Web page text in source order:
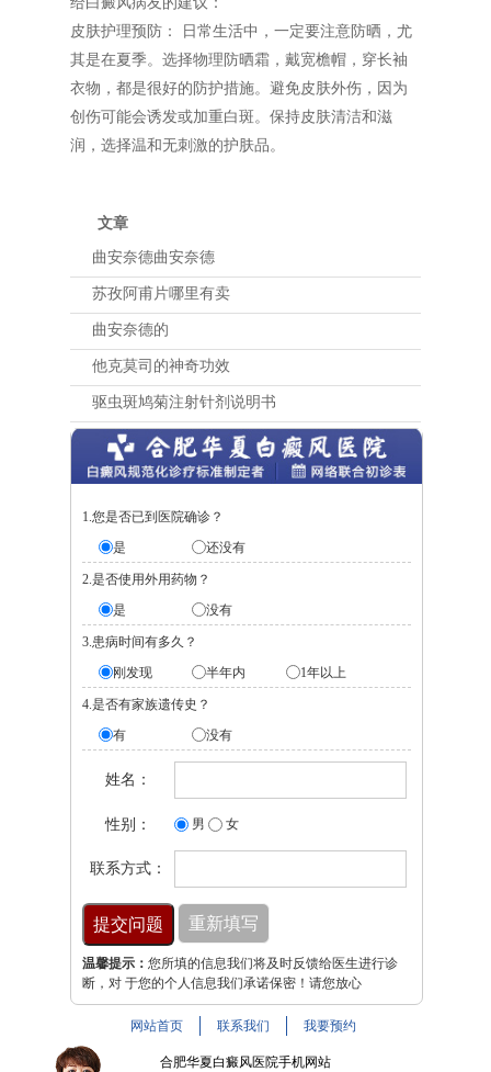
皮肤护理预防： 日常生活中，一定要注意防晒，尤
其是在夏季。选择物理防晒霜，戴宽檐帽，穿长袖
衣物，都是很好的防护措施。避免皮肤外伤，因为
创伤可能会诱发或加重白斑。保持皮肤清洁和滋
润，选择温和无刺激的护肤品。
文章
曲安奈德曲安奈德
苏孜阿甫片哪里有卖
曲安奈德的
他克莫司的神奇功效
驱虫斑鸠菊注射针剂说明书
1.您是否已到医院确诊？
是
还没有
2.是否使用外用药物？
是
没有
3.患病时间有多久？
刚发现
半年内 1年以上
4.是否有家族遗传史？
有
没有
姓名：
性别： 男 女
联系方式：
温馨提示： 您所填的信息我们将及时反馈给医生进行诊
断，对 于您的个人信息我们承诺保密！请您放心
网站首页 联系我们 我要预约
合肥华夏白癜风医院手机网站